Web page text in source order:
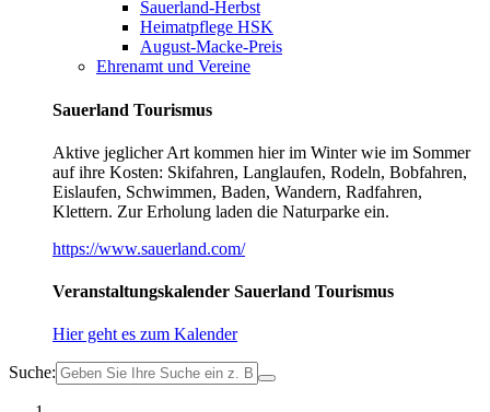
Sauerland-Herbst
Heimatpflege HSK
August-Macke-Preis
Ehrenamt und Vereine
Sauerland Tourismus
Aktive jeglicher Art kommen hier im Winter wie im Sommer
auf ihre Kosten: Skifahren, Langlaufen, Rodeln, Bobfahren,
Eislaufen, Schwimmen, Baden, Wandern, Radfahren,
Klettern. Zur Erholung laden die Naturparke ein.
https://www.sauerland.com/
Veranstaltungskalender Sauerland Tourismus
Hier geht es zum Kalender
Suche: